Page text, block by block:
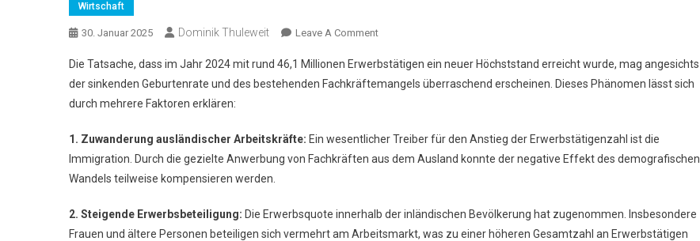
Wirtschaft
30. Januar 2025 Dominik Thuleweit Leave A CommentOn
Der
Erwerbstätigen
Die Tatsache, dass im Jahr 2024 mit rund 46,1 Millionen Erwerbstätigen ein neuer Höchststand erreicht wurde, mag angesichts
der sinkenden Geburtenrate und des bestehenden Fachkräftemangels überraschend erscheinen. Dieses Phänomen lässt sich
durch mehrere Faktoren erklären:
1. Zuwanderung ausländischer Arbeitskräfte: Ein wesentlicher Treiber für den Anstieg der Erwerbstätigenzahl ist die
Immigration. Durch die gezielte Anwerbung von Fachkräften aus dem Ausland konnte der negative Effekt des demografischen
Wandels teilweise kompensieren werden.
2. Steigende Erwerbsbeteiligung: Die Erwerbsquote innerhalb der inländischen Bevölkerung hat zugenommen. Insbesondere
Frauen und ältere Personen beteiligen sich vermehrt am Arbeitsmarkt, was zu einer höheren Gesamtzahl an Erwerbstätigen